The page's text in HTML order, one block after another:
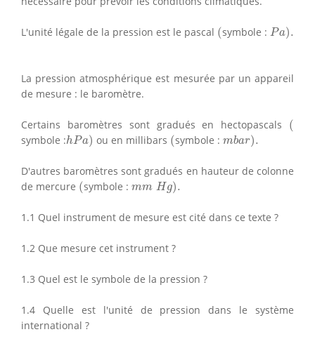
L'unité légale de la pression est le pascal (
(symbole : Pa).
Pa ).
La pression atmosphérique est mesurée par un appareil
de mesure : le baromètre.
Certains baromètres sont gradués en hectopascals (
(
symbole :hPa)
hPa) ou en millibars (
(symbole : mbar).
mbar).
D'autres baromètres sont gradués en hauteur de colonne
de mercure (
(symbole : mm Hg).
mmHg).
1.1 Quel instrument de mesure est cité dans ce texte ?
1.2 Que mesure cet instrument ?
1.3 Quel est le symbole de la pression ?
1.4 Quelle est l'unité de pression dans le système
international ?